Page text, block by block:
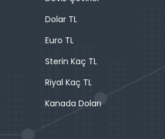
Dolar TL
Euro TL
Sterin Kaç TL
Riyal Kaç TL
Kanada Doları